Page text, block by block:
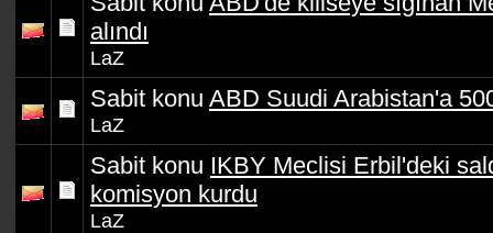
alındı
LaZ
Sabit konu ABD Suudi Arabistan'a
LaZ
Sabit konu IKBY Meclisi Erbil'deki
komisyon kurdu
LaZ